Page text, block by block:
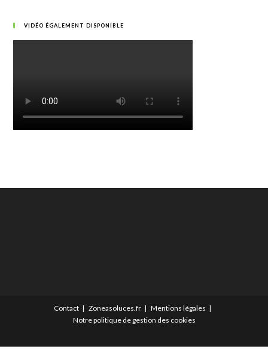
VIDÉO ÉGALEMENT DISPONIBLE
Contact Zoneasoluces.fr
Mentions légales
Notre politique de gestion des cookies